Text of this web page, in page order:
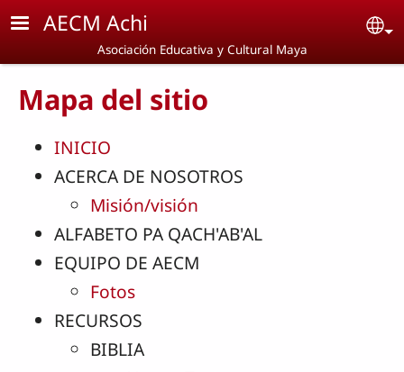
Pasar al contenido principal
AECM Achi
Asociación Educativa y Cultural Maya
Mapa del sitio
INICIO
ACERCA DE NOSOTROS
Misión/visión
ALFABETO PA QACH'AB'AL
EQUIPO DE AECM
Fotos
RECURSOS
BIBLIA